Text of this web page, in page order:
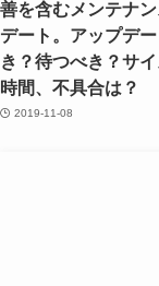
善を含むメンテナ
デート。アップデ
き？待つべき？サ
時間、不具合は？
2019-11-08